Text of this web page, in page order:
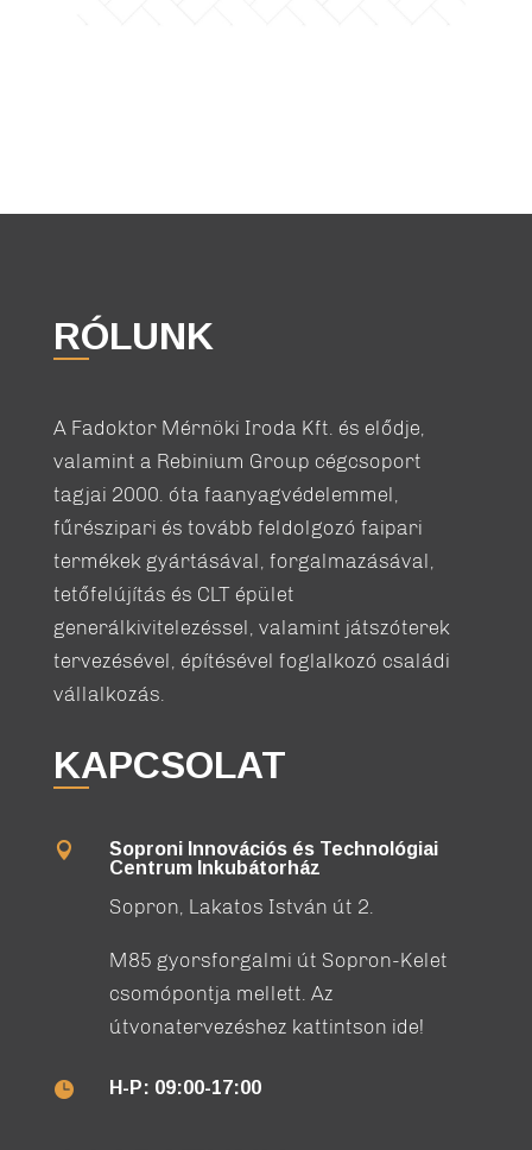
RÓLUNK
A Fadoktor Mérnöki Iroda Kft. és elődje,
valamint a Rebinium Group cégcsoport
tagjai 2000. óta faanyagvédelemmel,
fűrészipari és tovább feldolgozó faipari
termékek gyártásával, forgalmazásával,
tetőfelújítás és CLT épület
generálkivitelezéssel, valamint játszóterek
tervezésével, építésével foglalkozó családi
vállalkozás.
KAPCSOLAT

Soproni Innovációs és Technológiai
Centrum Inkubátorház
Sopron, Lakatos István út 2.
M85 gyorsforgalmi út Sopron-Kelet
csomópontja mellett. Az
útvonatervezéshez kattintson ide!
 H-P: 09:00-17:00